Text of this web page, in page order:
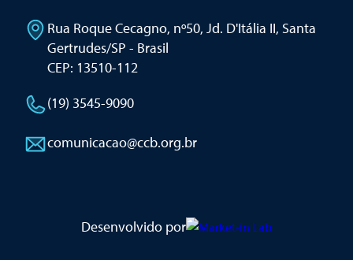
Rua Roque Cecagno, nº50, Jd. D'Itália II, Santa
Gertrudes/SP - Brasil
CEP: 13510-112
(19) 3545-9090
comunicacao@ccb.org.br
Desenvolvido por